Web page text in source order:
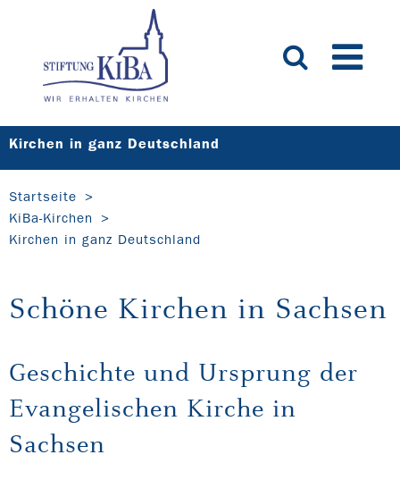
Kirchen in ganz Deutschland
Startseite
KiBa-Kirchen
Kirchen in ganz Deutschland
Schöne Kirchen in Sachsen
Geschichte und Ursprung der
Evangelischen Kirche in
Sachsen